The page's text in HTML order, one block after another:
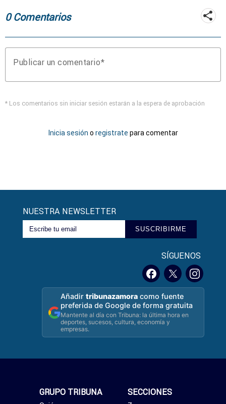
0 Comentarios
Publicar un comentario
* Los comentarios sin iniciar sesión estarán a la espera de aprobación
Inicia sesión o registrate para comentar
NUESTRA NEWSLETTER
SUSCRIBIRME
SÍGUENOS
Añadirtribunazamora como fuente
preferida de Google de forma gratuita
Mantente al día con Tribuna: la última hora en
deportes, sucesos, cultura, economía y
empresas.
SECCIONES
GRUPO TRIBUNA